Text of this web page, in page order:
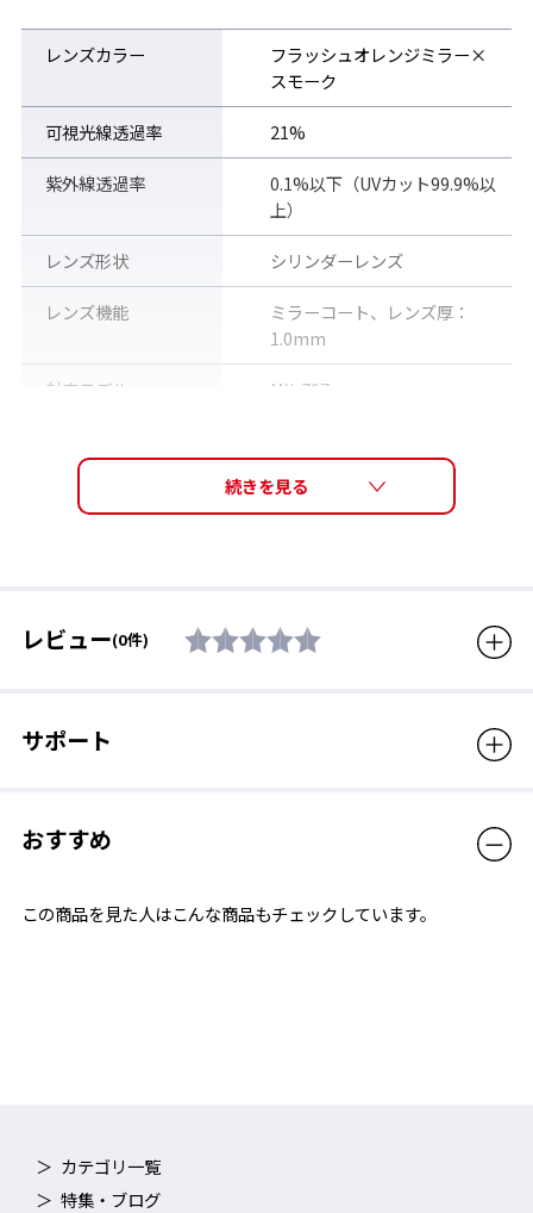
レンズカラー
フラッシュオレンジミラー×
スモーク
可視光線透過率 21%
紫外線透過率
0.1%以下（UVカット99.9%以
上）
レンズ形状 シリンダーレンズ
レンズ機能
ミラーコート、レンズ厚：
1.0mm
対応モデル MX-797
大人用（男女兼用モデル）
レビュー(0件)
サポート
おすすめ
この商品を見た人はこんな商品もチェックしています。
カテゴリ一覧
特集・ブログ